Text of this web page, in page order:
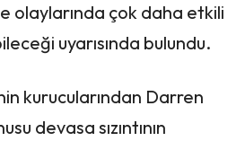
olaylarında çok daha etkili
uyarısında bulundu.
kurucularından Darren
devasa sızıntının